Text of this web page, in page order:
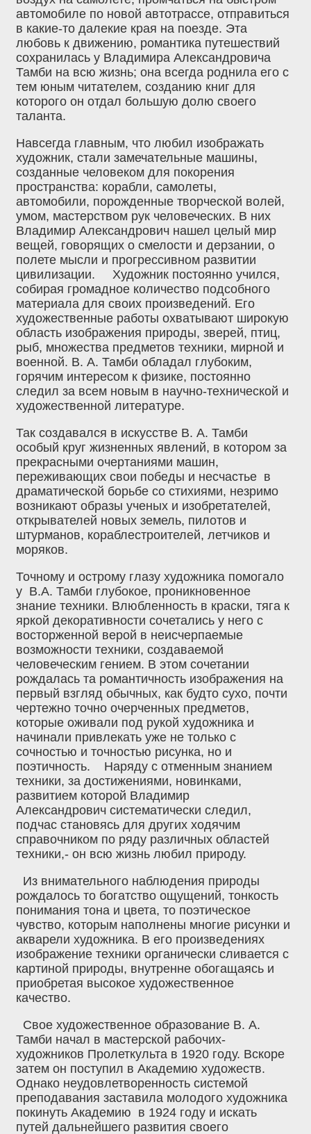
автомобиле по новой автотрассе, отправиться
в какие-то далекие края на поезде. Эта
любовь к движению, романтика путешествий
сохранилась у Владимира Александровича
Тамби на всю жизнь; она всегда роднила его с
тем юным читателем, созданию книг для
которого он отдал большую долю своего
таланта.
Навсегда главным, что любил изображать
художник, стали замечательные машины,
созданные человеком для покорения
пространства: корабли, самолеты,
автомобили, порожденные творческой волей,
умом, мастерством рук человеческих. В них
Владимир Александрович нашел целый мир
вещей, говорящих о смелости и дерзании, о
полете мысли и прогрессивном развитии
цивилизации. Художник постоянно учился,
собирая громадное количество подсобного
материала для своих произведений. Его
художественные работы охватывают широкую
область изображения природы, зверей, птиц,
рыб, множества предметов техники, мирной и
военной. В. А. Тамби обладал глубоким,
горячим интересом к физике, постоянно
следил за всем новым в научно-технической и
художественной литературе.
Так создавался в искусстве В. А. Тамби
особый круг жизненных явлений, в котором за
прекрасными очертаниями машин,
переживающих свои победы и несчастье в
драматической борьбе со стихиями, незримо
возникают образы ученых и изобретателей,
открывателей новых земель, пилотов и
штурманов, кораблестроителей, летчиков и
моряков.
Точному и острому глазу художника помогало
у В.А. Тамби глубокое, проникновенное
знание техники. Влюбленность в краски, тяга к
яркой декоративности сочетались у него с
восторженной верой в неисчерпаемые
возможности техники, создаваемой
человеческим гением. В этом сочетании
рождалась та романтичность изображения на
первый взгляд обычных, как будто сухо, почти
чертежно точно очерченных предметов,
которые оживали под рукой художника и
начинали привлекать уже не только с
сочностью и точностью рисунка, но и
поэтичность. Наряду с отменным знанием
техники, за достижениями, новинками,
развитием которой Владимир
Александрович систематически следил,
подчас становясь для других ходячим
справочником по ряду различных областей
техники,- он всю жизнь любил природу.
Из внимательного наблюдения природы
рождалось то богатство ощущений, тонкость
понимания тона и цвета, то поэтическое
чувство, которым наполнены многие рисунки и
акварели художника. В его произведениях
изображение техники органически сливается с
картиной природы, внутренне обогащаясь и
приобретая высокое художественное
качество.
Свое художественное образование В. А.
Тамби начал в мастерской рабочих-
художников Пролеткульта в 1920 году. Вскоре
затем он поступил в Академию художеств.
Однако неудовлетворенность системой
преподавания заставила молодого художника
покинуть Академию в 1924 году и искать
путей дальнейшего развития своего